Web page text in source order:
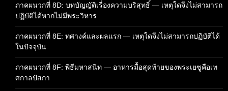
ภาคผนวกที่ 8D: บทบัญญัติเรื่องความบริสุทธิ์ — เหตุใดจึงไม่สามารถ
ปฏิบัติได้หากไม่มีพระวิหาร
ภาคผนวกที่ 8E: ทศางค์และผลแรก — เหตุใดจึงไม่สามารถปฏิบัติได้
ในปัจจุบัน
ภาคผนวกที่ 8F: พิธีมหาสนิท — อาหารมื้อสุดท้ายของพระเยซูคือเท
ศกาลปัสกา